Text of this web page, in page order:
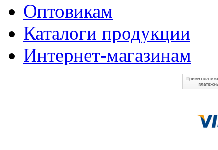
Оптовикам
Каталоги продукции
Интернет-магазинам